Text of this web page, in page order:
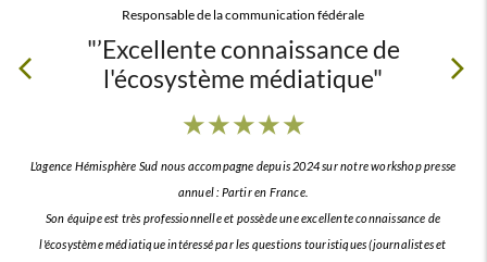
Responsable de la communication fédérale
"’Excellente connaissance de
l'écosystème médiatique"
★★★★★
L'agence Hémisphère Sud nous accompagne depuis 2024 sur notre workshop presse
annuel : Partir en France.
Son équipe est très professionnelle et possède une excellente connaissance de
l'écosystème médiatique intéressé par les questions touristiques (journalistes et